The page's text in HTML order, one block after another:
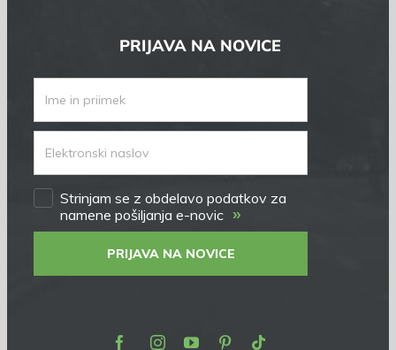
PRIJAVA NA NOVICE
Strinjam se z obdelavo podatkov za
namene pošiljanja e-novic »
PRIJAVA NA NOVICE
FacebookInstagram
YoutubePinterest